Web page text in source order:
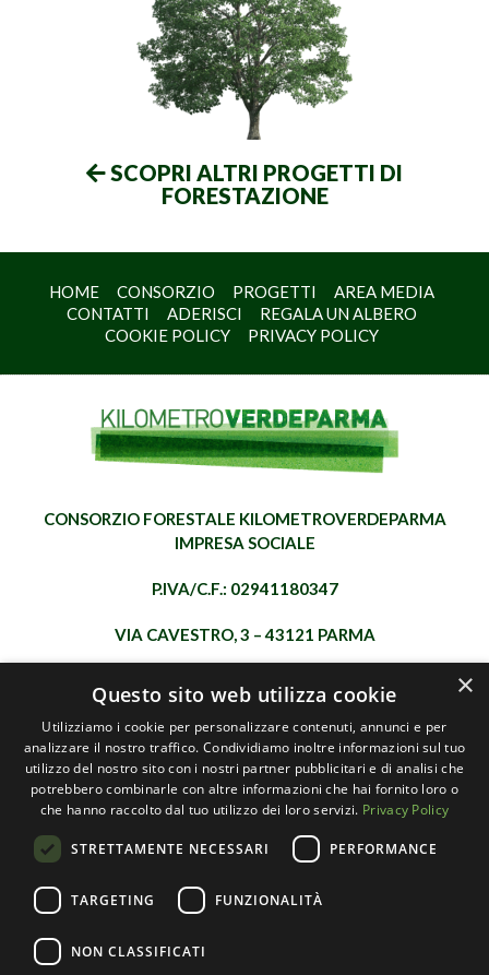
SCOPRI ALTRI PROGETTI DI
FORESTAZIONE
HOME CONSORZIO PROGETTI
AREA MEDIA
CONTATTI
ADERISCI
REGALA UN ALBERO
COOKIE POLICY
PRIVACY POLICY
CONSORZIO FORESTALE KILOMETROVERDEPARMA
IMPRESA SOCIALE
P.IVA/C.F.: 02941180347
VIA CAVESTRO, 3 – 43121 PARMA
SEGUICI SUI NOSTRI CANALI SOCIAL:
ISCRIVITI ALLA NOSTRA NEWSLETTER
×
Questo sito web utilizza cookie
Utilizziamo i cookie per personalizzare contenuti, annunci e per
analizzare il nostro traffico. Condividiamo inoltre informazioni sul tuo
utilizzo del nostro sito con i nostri partner pubblicitari e di analisi che
potrebbero combinarle con altre informazioni che hai fornito loro o
che hanno raccolto dal tuo utilizzo dei loro servizi. Privacy Policy
STRETTAMENTE NECESSARI PERFORMANCE
TARGETING FUNZIONALITÀ
NON CLASSIFICATI